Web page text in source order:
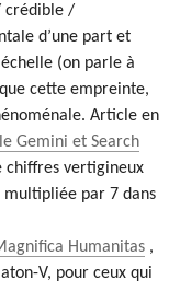
crédible /
d’une part et
(on parle à
cette empreinte,
Article en
Gemini et Search
chiffres vertigineux
multipliée par 7 dans
Humanitas,
V, pour ceux qui